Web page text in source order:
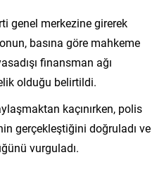
genel merkezine girerek
basına göre mahkeme
finansman ağı
olduğu belirtildi.
kaçınırken, polis
gerçekleştiğini doğruladı ve
vurguladı.